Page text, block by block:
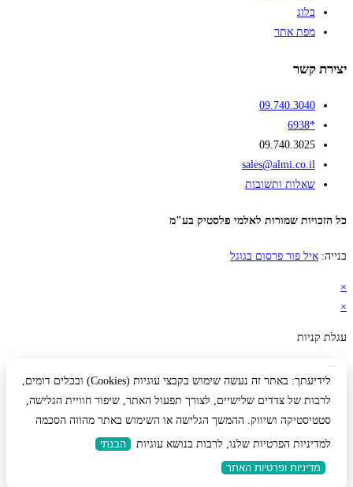
בלוג
מפת אתר
יצירת קשר
09.740.3040
*6938
09.740.3025
sales@almi.co.il
שאלות ותשובות
כל הזכויות שמורות לאלמי פלסטיק בע"מ
בנייה: איל פור פרסום בגוגל
×
×
עגלת קניות
לידיעתך: באתר זה נעשה שימוש בקבצי עוגיות (Cookies) ובכלים דומים,
לרבות של צדדים שלישיים, לצורך תפעול האתר, שיפור חוויית הגלישה,
סטטיסטיקה ושיווק. ההמשך הגלישה או השימוש באתר מהווה הסכמה
למדיניות הפרטיות שלנו, לרבות בנושא עוגיות
הבנתי
מדיניות ופרטיות האתר